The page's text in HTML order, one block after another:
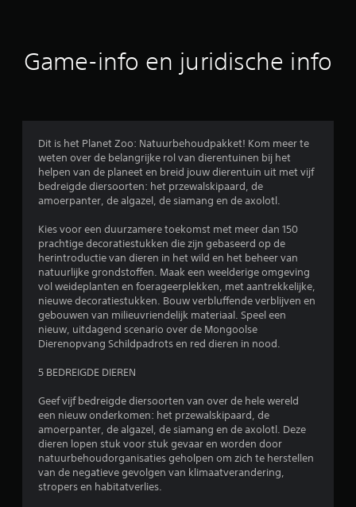
d
i
n
e
n
Game-info en juridische info
Dit is het Planet Zoo: Natuurbehoudpakket! Kom meer te
weten over de belangrijke rol van dierentuinen bij het
helpen van de planeet en breid jouw dierentuin uit met vijf
bedreigde diersoorten: het przewalskipaard, de
amoerpanter, de algazel, de siamang en de axolotl.
Kies voor een duurzamere toekomst met meer dan 150
prachtige decoratiestukken die zijn gebaseerd op de
herintroductie van dieren in het wild en het beheer van
natuurlijke grondstoffen. Maak een weelderige omgeving
vol weideplanten en foerageerplekken, met aantrekkelijke,
nieuwe decoratiestukken. Bouw verbluffende verblijven en
gebouwen van milieuvriendelijk materiaal. Speel een
nieuw, uitdagend scenario over de Mongoolse
Dierenopvang Schildpadrots en red dieren in nood.
5 BEDREIGDE DIEREN
Geef vijf bedreigde diersoorten van over de hele wereld
een nieuw onderkomen: het przewalskipaard, de
amoerpanter, de algazel, de siamang en de axolotl. Deze
dieren lopen stuk voor stuk gevaar en worden door
natuurbehoudorganisaties geholpen om zich te herstellen
van de negatieve gevolgen van klimaatverandering,
stropers en habitatverlies.